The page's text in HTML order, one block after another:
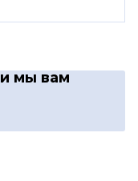
и мы вам